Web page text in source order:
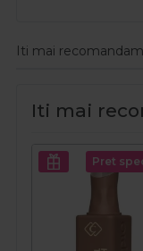
Iti mai
Iti mai
Pret